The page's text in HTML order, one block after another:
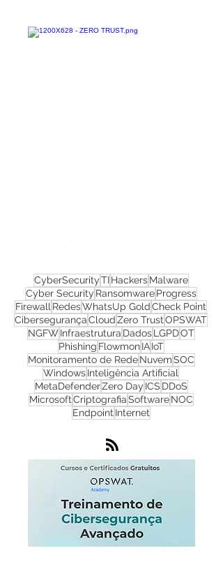
CyberSecurityTIHackersMalware
Cyber SecurityRansomwareProgress
FirewallRedesWhatsUp GoldCheck Point
CibersegurançaCloudZero TrustOPSWAT
NGFWInfraestruturaDadosLGPDOT
PhishingFlowmonIAIoT
Monitoramento de RedeNuvemSOC
WindowsInteligência Artificial
MetaDefenderZero DayICS
EndpointInternet